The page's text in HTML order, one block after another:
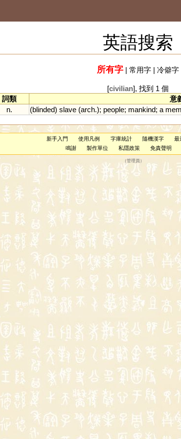
英語搜索
所有字| 常用字| 冷僻字
[civilian], 找到 1 個
詞類
意
n. (blinded) slave(arch.); people; mankind; a
新手入門 使用凡例 字庫統計 隨機漢字
最
鳴謝
製作單位 私隱政策 免責聲明
（管理員 ）